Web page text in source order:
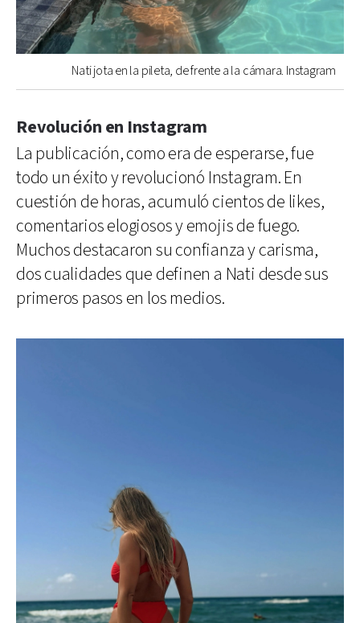
Nati jota en la pileta, de frente a la cámara. Instagram
Revolución en Instagram
La publicación, como era de esperarse, fue
todo un éxito y revolucionó Instagram. En
cuestión de horas, acumuló cientos de likes,
comentarios elogiosos y emojis de fuego.
Muchos destacaron su confianza y carisma,
dos cualidades que definen a Nati desde sus
primeros pasos en los medios.